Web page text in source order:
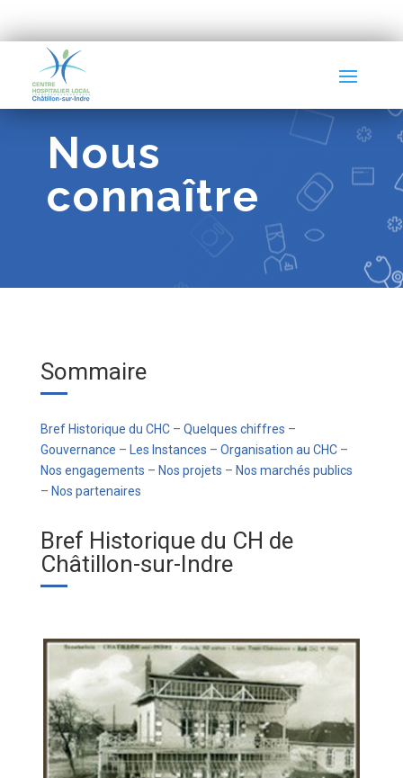
Nous
connaître
Sommaire
Bref Historique du CHC– Quelques chiffres –
Gouvernance – Les Instances – Organisation au CHC–
Nos engagements – Nos projets – Nos marchés publics
– Nos partenaires
Bref Historique du CH de
Châtillon-sur-Indre